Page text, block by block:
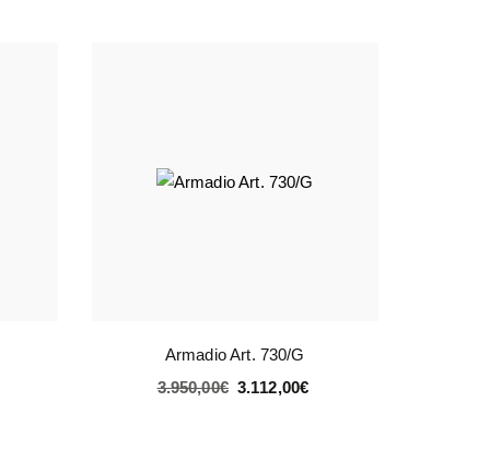
Armadio Art. 730/G
3.950,00€ 3.112,00€